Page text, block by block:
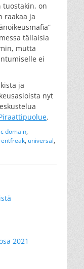
on
raakaa ja
tällaisia
mutta
ei
ja
nyt
.
domain,
, universal,
2021